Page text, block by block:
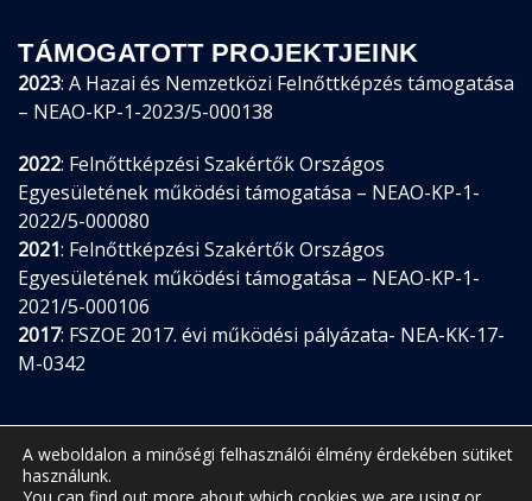
TÁMOGATOTT PROJEKTJEINK
2023: A Hazai és Nemzetközi Felnőttképzés támogatása
– NEAO-KP-1-2023/5-000138
2022: Felnőttképzési Szakértők Országos
Egyesületének működési támogatása – NEAO-KP-1-
2022/5-000080
2021: Felnőttképzési Szakértők Országos
Egyesületének működési támogatása – NEAO-KP-1-
2021/5-000106
2017: FSZOE 2017. évi működési pályázata- NEA-KK-17-
M-0342
A weboldalon a minőségi felhasználói élmény érdekében sütiket
használunk.